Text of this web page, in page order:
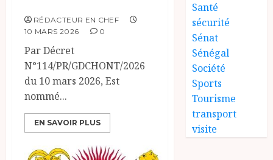
RÉDACTEUR EN CHEF
10 MARS 2026
0
Par Décret
N°114/PR/GDCHONT/2026
du 10 mars 2026, Est
nommé...
EN SAVOIR PLUS
Santé
sécurité
Sénat
Sénégal
Société
Sports
Tourisme
transport
visite